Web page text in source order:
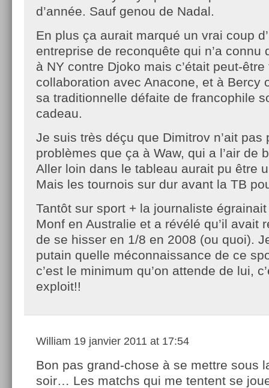
d’année. Sauf genou de Nadal.
En plus ça aurait marqué un vrai coup
entreprise de reconquête qui n’a connu
à NY contre Djoko mais c’était peut-
collaboration avec Anacone, et à Bercy
sa traditionnelle défaite de francophile
cadeau.
Je suis très déçu que Dimitrov n’ait pas
problèmes que ça à Waw, qui a l’air de
Aller loin dans le tableau aurait pu être
Mais les tournois sur dur avant la TB
Tantôt sur sport + la journaliste
Monf en Australie et a révélé qu’il avait
de se hisser en 1/8 en 2008 (ou quoi).
putain quelle méconnaissance de ce
c’est le minimum qu’on attende de lui,
exploit!!
William 19 janvier 2011 at 17:54
Bon pas grand-chose à se mettre sous
soir… Les matchs qui me tentent se